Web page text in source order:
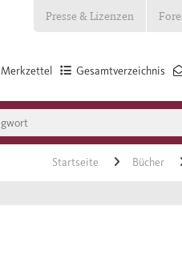
Presse & Lizenzen
Gesamtverzeichnis
Merkzettel
Startseite Bücher